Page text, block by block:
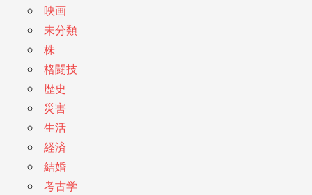
映画
未分類
株
格闘技
歴史
災害
生活
経済
結婚
考古学